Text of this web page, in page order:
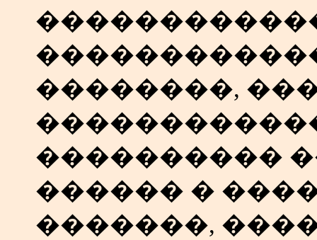
��������,
����������
������ �
�������,